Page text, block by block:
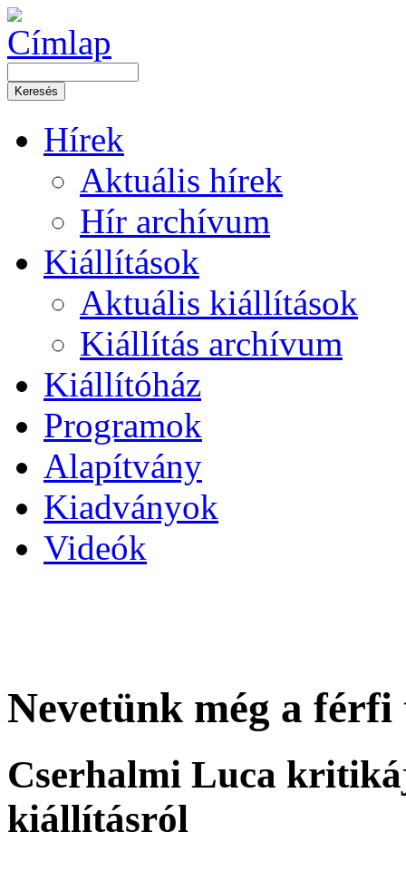
Hírek
Aktuális hírek
Hír archívum
Kiállítások
Aktuális kiállítások
Kiállítás archívum
Kiállítóház
Programok
Alapítvány
Kiadványok
Videók
Nevetünk még a
Cserhalmi Luca
kiállításról